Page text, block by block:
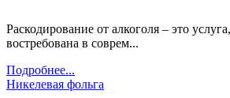
Раскодирование от алкоголя – это
востребована в соврем...
Подробнее...
Никелевая фольга